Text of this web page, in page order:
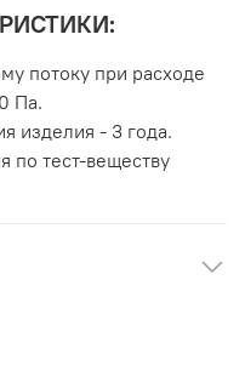
потоку при расходе
Па.
изделия - 3 года.
по тест-веществу